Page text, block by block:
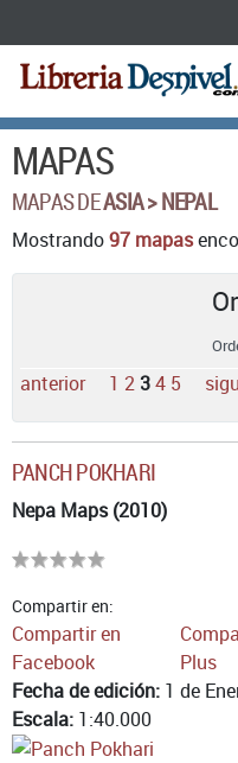
MAPAS
MAPAS DEASIA > NEPAL
Mostrando97 mapas
anterior 1 234 5
PANCH POKHARI
Nepa Maps (2010)
Compartir en:
Compartir en
Facebook
Plus
Fecha de edición: 1 de
Escala: 1:40.000